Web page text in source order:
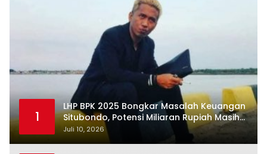
1
LHP BPK 2025 Bongkar Masalah Keuangan
Situbondo, Potensi Miliaran Rupiah Masih
Belum Terkelola
Juli 10, 2026